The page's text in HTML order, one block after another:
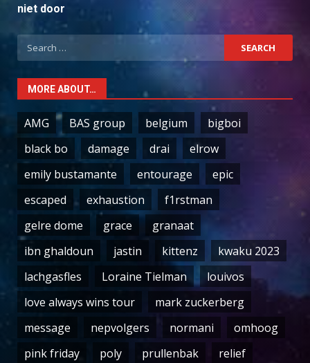
niet door
Search
for:
MORE ABOUT…
AMG BAS group belgium
bigboi
black bo
damage drai
elrow
emily bustamante
entourage
epic
escaped
exhaustion
f1rstman
gelre dome
grace
granaat
ibn ghaldoun
jastin kittenz
kwaku 2023
lachgasfles
Loraine Tielman
louivos
love always wins tour
mark zuckerberg
message
nepvolgers normani
omhoog
pink friday
poly prullenbak relief